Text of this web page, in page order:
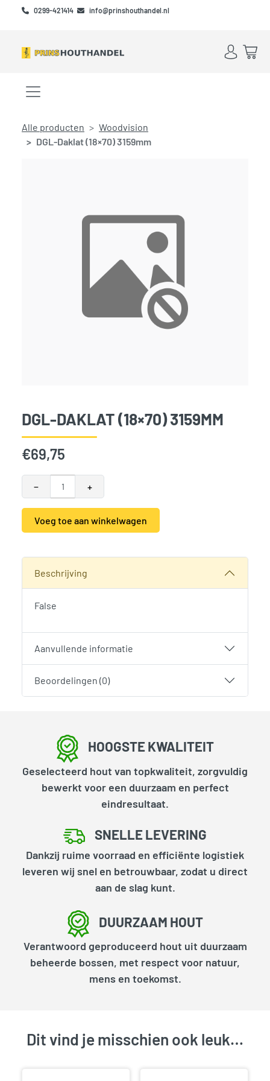
Skip to main content
Skip to footer
0299-421414 info@prinshouthandel.nl
Account
Menu openen/sluiten
Alle producten
Woodvision
DGL-Daklat (18×70) 3159mm
DGL-DAKLAT (18×70) 3159MM
€69,75
−
DGL-Daklat (18x70) 3159mm aantal
+
Voeg toe aan winkelwagen
Beschrijving
False
Aanvullende informatie
Beoordelingen (0)
HOOGSTE KWALITEIT
Geselecteerd hout van topkwaliteit, zorgvuldig
bewerkt voor een duurzaam en perfect
eindresultaat.
SNELLE LEVERING
Dankzij ruime voorraad en efficiënte logistiek
leveren wij snel en betrouwbaar, zodat u direct
aan de slag kunt.
DUURZAAM HOUT
Verantwoord geproduceerd hout uit duurzaam
beheerde bossen, met respect voor natuur,
mens en toekomst.
Dit vind je misschien ook leuk…